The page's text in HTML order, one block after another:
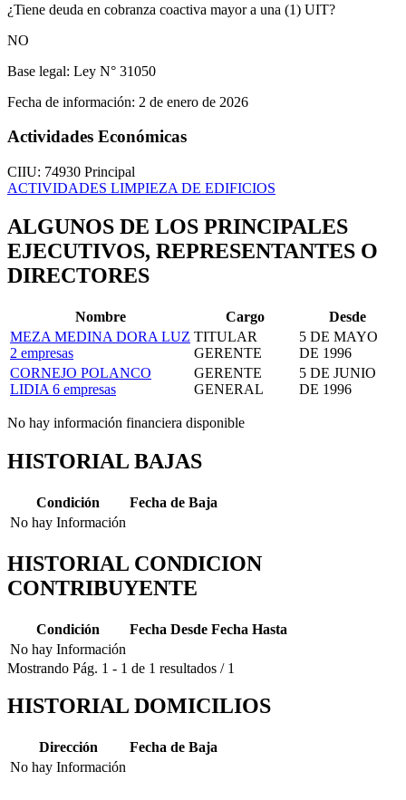
¿Tiene deuda en cobranza coactiva mayor a una (1) UIT?
NO
Base legal: Ley N° 31050
Fecha de información: 2 de enero de 2026
Actividades Económicas
CIIU: 74930 Principal
ACTIVIDADES LIMPIEZA DE EDIFICIOS
ALGUNOS DE LOS PRINCIPALES
EJECUTIVOS, REPRESENTANTES O
DIRECTORES
Nombre Cargo
Desde
MEZA MEDINA DORA LUZ
2 empresas
TITULAR
GERENTE
5 DE MAYO
DE 1996
CORNEJO POLANCO
LIDIA 6 empresas
GERENTE
GENERAL
5 DE JUNIO
DE 1996
No hay información financiera disponible
HISTORIAL BAJAS
Condición
Fecha de Baja
No hay Información
HISTORIAL CONDICION
CONTRIBUYENTE
Condición Fecha Desde Fecha Hasta
No hay Información
Mostrando Pág. 1 - 1 de 1 resultados / 1
HISTORIAL DOMICILIOS
Dirección
Fecha de Baja
No hay Información